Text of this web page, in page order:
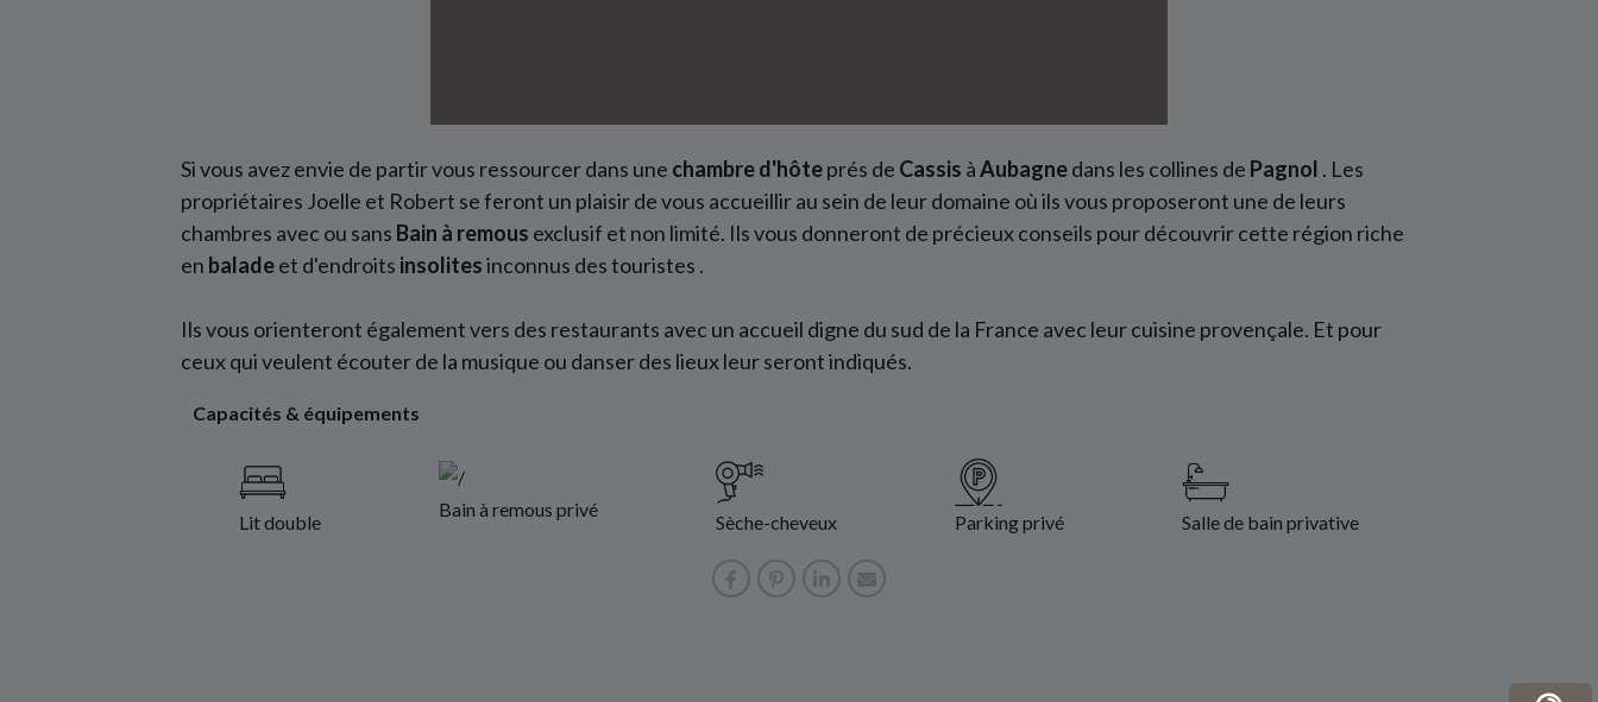
Si vous avez envie de partir vous ressourcer dans une chambred'hôteprés de Cassis àAubagnedans les collines de Pagnol . Les
propriétaires Joelle et Robert se feront un plaisir de vous accueillir au sein de leur domaine où ils vous proposeront une de leurs
chambres avec ou sans Bain à remous exclusif et non limité. Ils vous donneront de précieux conseils pour découvrir cette région riche
en baladeet d'endroits insolitesinconnus des touristes .
Ils vous orienteront également vers des restaurants avec un accueil digne du sud de la France avec leur cuisine provençale. Et pour
ceux qui veulent écouter de la musique ou danser des lieux leur seront indiqués.
Capacités & équipements
Lit double
Bain à remous privé
Sèche-cheveux Parking privé Salle de bain privative